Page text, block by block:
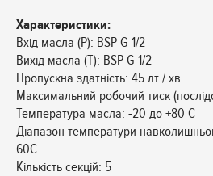
Характеристики:
Вхід масла (P): BSP G 1/2
Вихід масла (Т): BSP G 1/2
Пропускна здатність: 45 лт / хв
Максимальний робочий тиск
Температура масла: -20 до +80 C
Діапазон температури
60С
Кількість секцій: 5